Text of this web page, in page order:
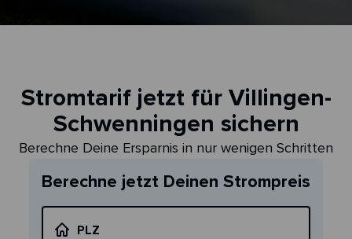
Stromtarif jetzt für Villingen-
Schwenningen sichern
Berechne Deine Ersparnis in nur wenigen Schritten
Berechne jetzt Deinen Strompreis
PLZ